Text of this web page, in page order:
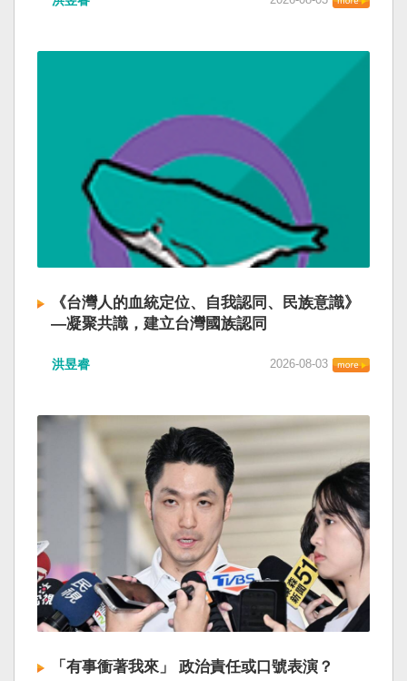
《台灣人的血統定位、自我認同、民族意識》
—凝聚共識，建立台灣國族認同
洪昱睿 2026-08-03
「有事衝著我來」 政治責任或口號表演？